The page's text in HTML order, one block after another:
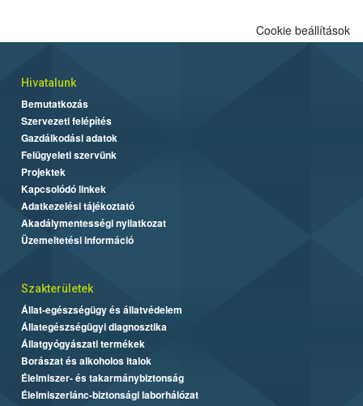
Cookie beállítások
Hivatalunk
Bemutatkozás
Szervezeti felépítés
Gazdálkodási adatok
Felügyeleti szervünk
Projektek
Kapcsolódó linkek
Adatkezelési tájékoztató
Akadálymentességi nyilatkozat
Üzemeltetési információ
Szakterületek
Állat-egészségügy és állatvédelem
Állategészségügyi diagnosztika
Állatgyógyászati termékek
Borászat és alkoholos italok
Élelmiszer- és takarmánybiztonság
Élelmiszerlánc-biztonsági laborhálózat